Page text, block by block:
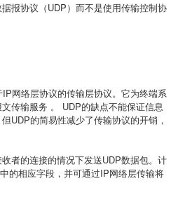
报协议（UDP）而不是使用传输控制协
网络层协议的传输层协议。它为终端系
传输服务 。 UDP的缺点不能保证信息
UDP的简易性减少了传输协议的开销，
者的连接的情况下发送UDP数据包。计
的相应字段，并可通过IP网络层传输将